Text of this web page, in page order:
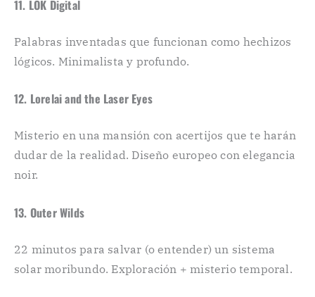
11. LOK Digital
Palabras inventadas que funcionan como hechizos
lógicos. Minimalista y profundo.
12. Lorelai and the Laser Eyes
Misterio en una mansión con acertijos que te harán
dudar de la realidad. Diseño europeo con elegancia
noir.
13. Outer Wilds
22 minutos para salvar (o entender) un sistema
solar moribundo. Exploración + misterio temporal.